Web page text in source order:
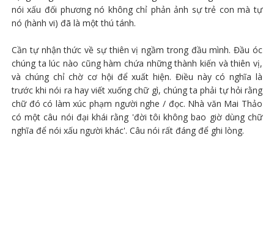
nói xấu đối phương nó không chỉ phản ảnh sự trẻ con mà tự
nó (hành vi) đã là một thú tánh.
Cần tự nhận thức về sự thiên vị ngầm trong đầu mình. Đầu óc
chúng ta lúc nào cũng hàm chứa những thành kiến và thiên vị,
và chúng chỉ chờ cơ hội để xuất hiện. Điều này có nghĩa là
trước khi nói ra hay viết xuống chữ gì, chúng ta phải tự hỏi rằng
chữ đó có làm xúc phạm người nghe / đọc. Nhà văn Mai Thảo
có một câu nói đại khái rằng 'đời tôi không bao giờ dùng chữ
nghĩa để nói xấu người khác'. Câu nói rất đáng để ghi lòng.